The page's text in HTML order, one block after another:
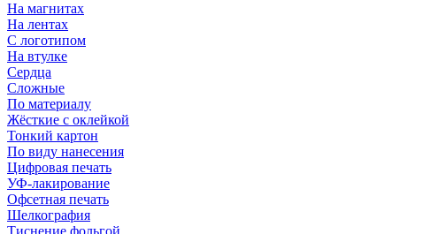
На магнитах
На лентах
С логотипом
На втулке
Сердца
Сложные
По материалу
Жёсткие с оклейкой
Тонкий картон
По виду нанесения
Цифровая печать
УФ-лакирование
Офсетная печать
Шелкография
Тиснение фольгой